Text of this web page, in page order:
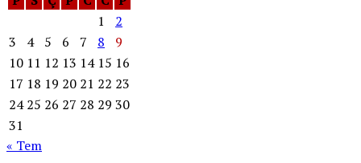
1
2
3
4 5 6 7 8
9
10 11 12 13 14 15 16
17 18 19 20 21 22 23
24 25 26 27 28 29 30
31
« Tem